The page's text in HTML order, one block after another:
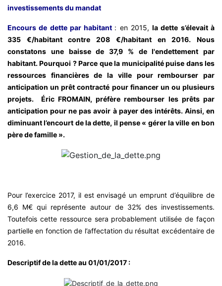
investissements du mandat
Encours de dette par habitant : en 2015,la dette s’élevait à
335 €/habitant contre 208 €/habitant en 2016. Nous
constatons une baisse de 37,9 % de l'endettement par
habitant. Pourquoi ? Parce que la municipalité puise dans les
ressources financières de la ville pour rembourser par
anticipation un prêt contracté pour financer un ou plusieurs
projets. Éric FROMAIN, préfère rembourser les prêts par
anticipation pour ne pas avoir à payer des intérêts. Ainsi, en
diminuant l’encourt de la dette, il pense « gérer la ville en bon
père de famille ».
Pour l’exercice 2017, il est envisagé un emprunt d’équilibre de
6,6 M€ qui représente autour de 32% des investissements.
Toutefois cette ressource sera probablement utilisée de façon
partielle en fonction de l’affectation du résultat excédentaire de
2016.
Descriptif de la dette au 01/01/2017 :